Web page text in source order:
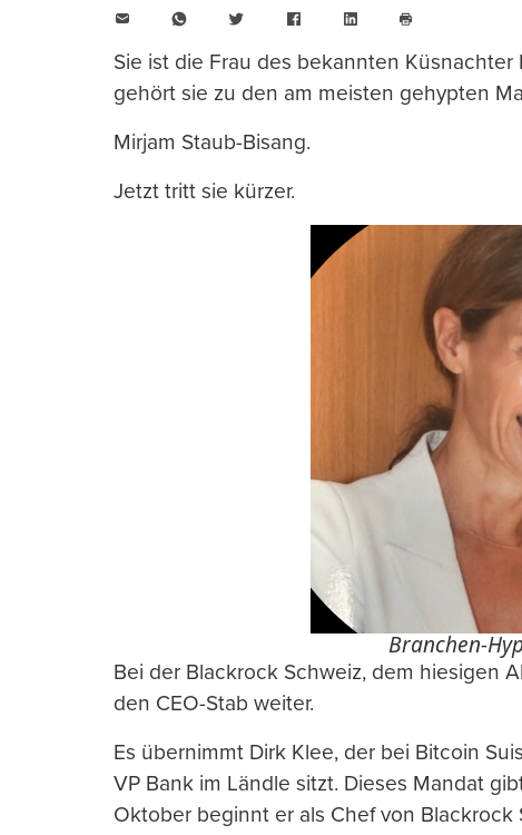
WhatsAppTwitter FacebookLinkedIn
drucken
Sie ist die Frau des bekannten
gehört sie zu den am meisten gehypten
Mirjam Staub-Bisang.
Jetzt tritt sie kürzer.
Branchen-
Bei der Blackrock Schweiz, dem hiesigen
den CEO-Stab weiter.
Es übernimmt Dirk Klee, der bei Bitcoin
VP Bank im Ländle sitzt. Dieses Mandat
Oktober beginnt er als Chef von Blackrock